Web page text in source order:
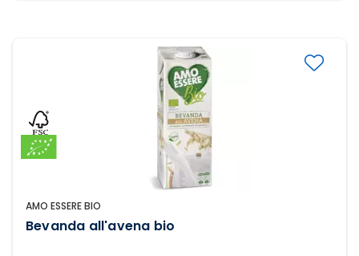
AMO ESSERE BIO
Bevanda all'avena bio